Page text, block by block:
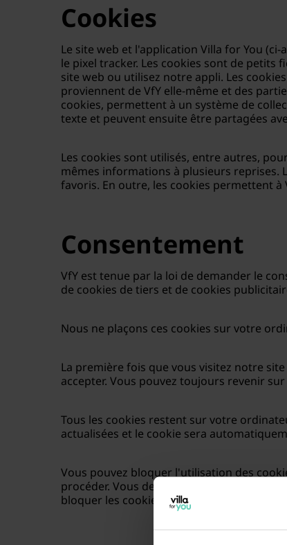
Cookies
Le site web et l'application Villa for You
le pixel tracker. Les cookies sont de
site web ou utilisez notre appli. Les
proviennent de VfY elle-même et des
cookies, permettent à un système de
texte et peuvent ensuite être partagées
Les cookies sont utilisés, entre autres,
mêmes informations à plusieurs
favoris. En outre, les cookies permettent
Consentement
VfY est tenue par la loi de demander le
de cookies de tiers et de cookies
Nous ne plaçons ces cookies sur votre
La première fois que vous visitez notre
accepter. Vous pouvez toujours revenir
Tous les cookies restent sur votre
actualisées et le cookie sera
Vous pouvez bloquer l'utilisation des
procéder. Vous devrez régler les
bloquer les cookies dans votre